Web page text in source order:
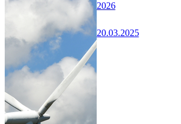
2026
20.03.2025